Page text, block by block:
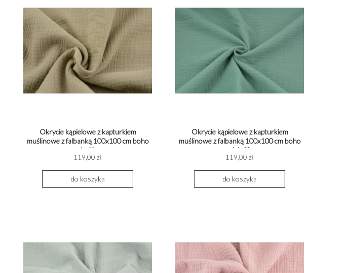
Okrycie kąpielowe z kapturkiem
muślinowe z falbanką 100x100 cm boho
beż*
119,00 zł
do koszyka
Okrycie kąpielowe z kapturkiem
muślinowe z falbanką 100x100 cm boho
zieleń*
119,00 zł
do koszyka